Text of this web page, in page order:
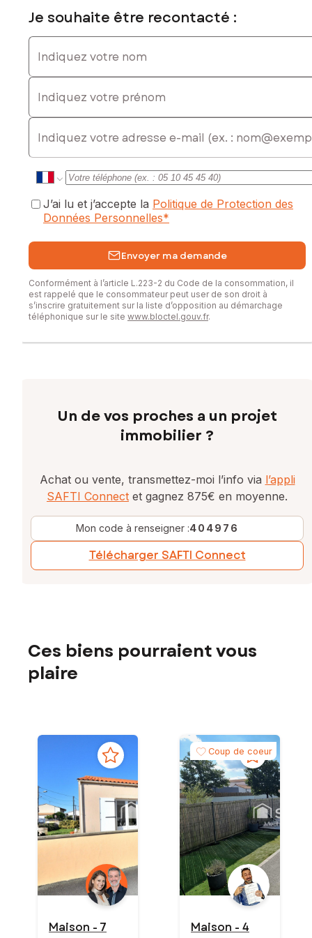
Je souhaite être recontacté :
Indiquez votre nom
Indiquez votre prénom
E-mail
J’ai lu et j’accepte la Politique de Protection des
Données Personnelles*
Envoyer ma demande
Conformément à l’article L.223-2 du Code de la consommation, il
est rappelé que le consommateur peut user de son droit à
s’inscrire gratuitement sur la liste d’opposition au démarchage
téléphonique sur le site www.bloctel.gouv.fr.
Un de vos proches a un projet
immobilier ?
Achat ou vente, transmettez-moi l’info via l’appli
SAFTI Connect et gagnez 875€ en moyenne.
Mon code à renseigner :404976
Télécharger SAFTI Connect
Ces biens pourraient vous
plaire
Maison - 7
Coup de coeur
Maison - 4